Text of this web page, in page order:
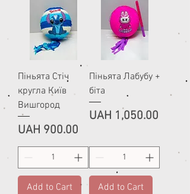
Піньята Стіч
кругла Київ
Вишгород
Price
UAH 900.00
Add to Cart
Піньята Лабубу +
біта
Price
UAH 1,050.00
Add to Cart